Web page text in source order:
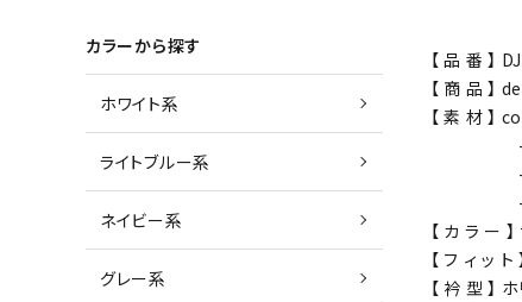
【 品 番 】
【 商 品 】
【 素 材 】
-ピマ
-機能性
-極細
【 カ ラ ー
【 フ ィ ッ ト
【 衿 型 】
カラーから探す
ホワイト系
ライトブルー系
ネイビー系
グレー系